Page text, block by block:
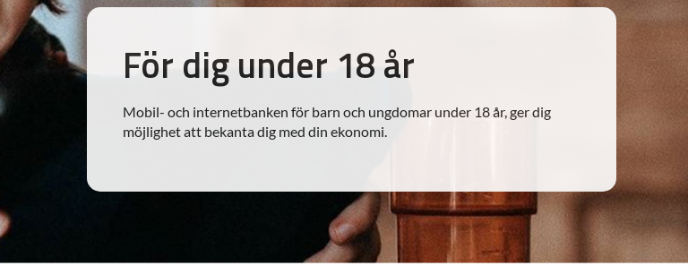
För dig under 18 år
Mobil- och internetbanken för barn och ungdomar under 18 år, ger dig
möjlighet att bekanta dig med din ekonomi.